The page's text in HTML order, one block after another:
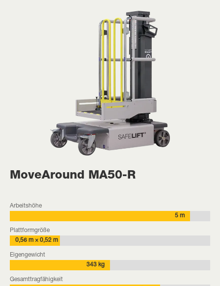
MoveAround MA50-R
Arbeitshöhe
5 m
Plattformgröße
0,56 m × 0,52 m
Eigengewicht
343 kg
Gesamttragfähigkeit